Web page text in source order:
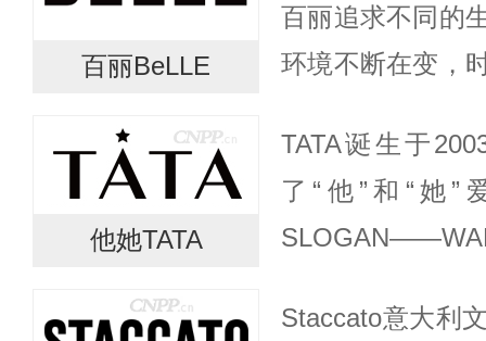
百丽BeLLE
百丽追求不同的
环境不断在变，
变。BeLLE百丽
他她TATA
TATA诞生于
了“他”和“她”
于“他”和“她”的
Staccato意大利